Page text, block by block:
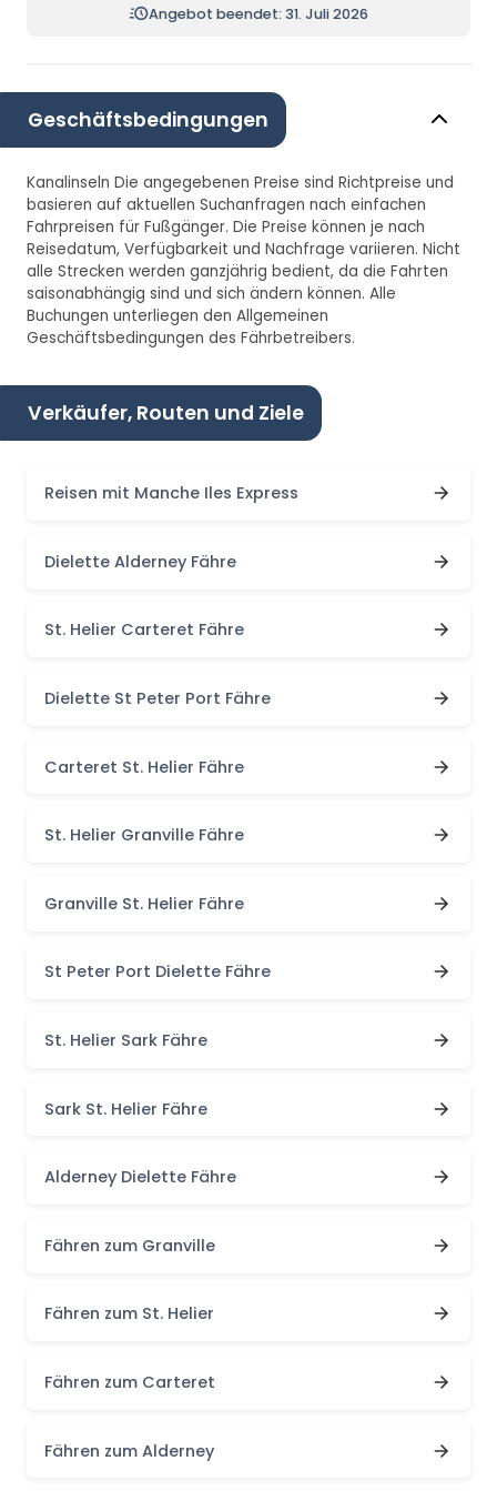
Angebot beendet: 31. Juli 2026
Geschäftsbedingungen
Kanalinseln Die angegebenen Preise sind Richtpreise und
basieren auf aktuellen Suchanfragen nach einfachen
Fahrpreisen für Fußgänger. Die Preise können je nach
Reisedatum, Verfügbarkeit und Nachfrage variieren. Nicht
alle Strecken werden ganzjährig bedient, da die Fahrten
saisonabhängig sind und sich ändern können. Alle
Buchungen unterliegen den Allgemeinen
Geschäftsbedingungen des Fährbetreibers.
Verkäufer, Routen und Ziele
Reisen mit Manche Iles Express
Dielette Alderney Fähre
St. Helier Carteret Fähre
Dielette St Peter Port Fähre
Carteret St. Helier Fähre
St. Helier Granville Fähre
Granville St. Helier Fähre
St Peter Port Dielette Fähre
St. Helier Sark Fähre
Sark St. Helier Fähre
Alderney Dielette Fähre
Fähren zum Granville
Fähren zum St. Helier
Fähren zum Carteret
Fähren zum Alderney